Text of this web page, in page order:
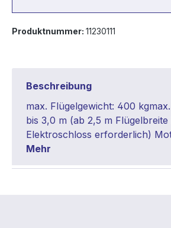
Produktnummer: 11230111
Beschreibung
max. Flügelgewicht: 400
bis 3,0 m (ab 2,5 m Flügelbreite
Elektroschloss erforderlich)
Mehr